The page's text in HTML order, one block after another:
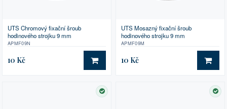
UTS Chromový fixační šroub
hodinového strojku 9 mm
APMF09N
10 Kč DO KOŠÍKU
UTS Mosazný fixační šroub
hodinového strojku 9 mm
APMF09M
10 Kč DO
SKLADEM